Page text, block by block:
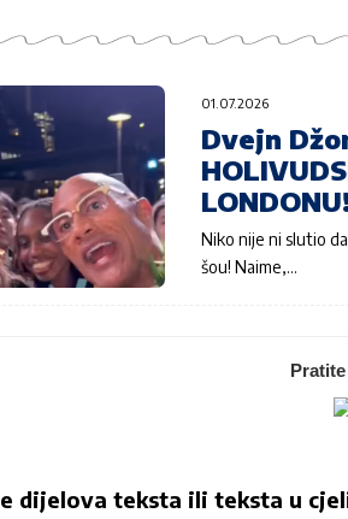
01.07.2026
Dvejn
Niko nije ni slutio
šou! Naime,…
dijelova teksta ili teksta u